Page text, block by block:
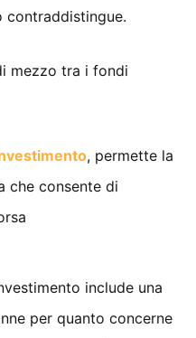
contraddistingue.
mezzo tra i fondi
, permette la
che consente di
include una
per quanto concerne